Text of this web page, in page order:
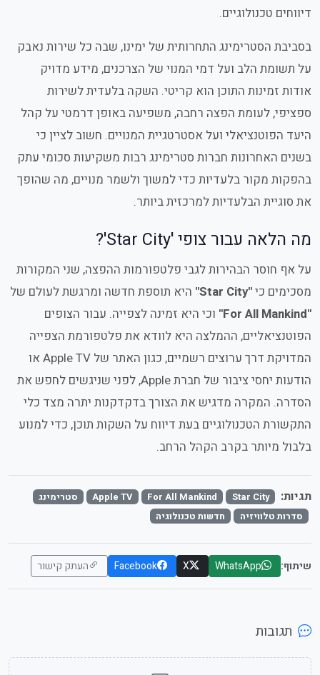
דיווחים טכנולוגיים.
בסביבת הסטרימינג התחרותית של ימינו, שבה כל שירות נאבק
על תשומת הלב ועל דמי המנוי של הצרכנים, מידע מדויק
אודות זמינות התוכן הוא קריטי. השקה בלעדית לשירות
ספציפי, לעומת הפצה רחבה, משפיעה באופן דרמטי על קהל
היעד הפוטנציאלי ועל אסטרטגיית המנויים. חשוב לציין כי
בשנים האחרונות חברות סטרימינג רבות משקיעות סכומי עתק
בהפקות מקור בלעדיות כדי למשוך ולשמר מנויים, מה שהופך
את סוגיית הבלעדיות למרכזית ביותר.
מה הלאה עבור צופי 'Star City'?
על אף חוסר הבהירות לגבי פלטפורמות ההפצה, שני המקורות
מסכימים כי"Star City"
היא תוספת חדשה ומרגשת לעולם של
"For All Mankind"
וכי היא זמינה לצפייה. עבור הצופים
הפוטנציאליים, ההמלצה היא לוודא את פלטפורמת הצפייה
המדויקת דרך ערוצים רשמיים, כגון האתר של Apple TV או
הודעות יחסי ציבור של חברת Apple, לפני שניגשים לחפש את
הסדרה. המקרה מדגיש את הצורך בדקדקנות יתרה מצד כלי
התקשורת הטכנולוגיים בעת דיווח על השקות תוכן, כדי למנוע
בלבול מיותר בקרב הקהל הרחב.
תגיות: Star City
For All Mankind
Apple TV
סטרימינג
סדרות טלוויזיה
חדשות טכנולוגיה
שיתוף: WhatsApp
X
Facebook העתק קישור
תגובות